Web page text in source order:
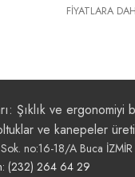
FİYATLARA
Şıklık ve ergonomiyi
ve kanepeler
no:16-18/A Buca İZMİR
(232) 264 64 29